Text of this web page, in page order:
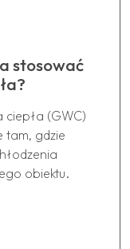
stosować
ciepła (GWC)
tam, gdzie
obiektu.